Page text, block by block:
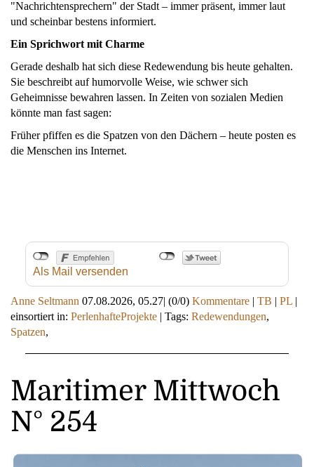
"Nachrichtensprechern" der Stadt – immer präsent, immer laut
und scheinbar bestens informiert.
Ein Sprichwort mit Charme
Gerade deshalb hat sich diese Redewendung bis heute gehalten.
Sie beschreibt auf humorvolle Weise, wie schwer sich
Geheimnisse bewahren lassen. In Zeiten von sozialen Medien
könnte man fast sagen:
Früher pfiffen es die Spatzen von den Dächern – heute posten es
die Menschen ins Internet.
Als Mail versenden
Anne Seltmann 07.08.2026, 05.27| (0/0) Kommentare | TB | PL |
einsortiert in: PerlenhafteProjekte | Tags: Redewendungen,
Spatzen,
Maritimer Mittwoch
N° 254